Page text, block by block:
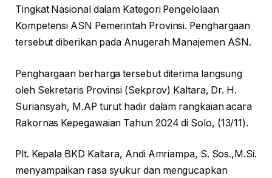
Tingkat Nasional dalam Kategori Pengelolaan
Kompetensi ASN Pemerintah Provinsi. Penghargaan
tersebut diberikan pada Anugerah Manajemen ASN.
Penghargaan berharga tersebut diterima langsung
oleh Sekretaris Provinsi (Sekprov) Kaltara, Dr. H.
Suriansyah, M.AP turut hadir dalam rangkaian acara
Rakornas Kepegawaian Tahun 2024 di Solo, (13/11).
Plt. Kepala BKD Kaltara, Andi Amriampa, S. Sos.,M.Si.
menyampaikan rasa syukur dan mengucapkan